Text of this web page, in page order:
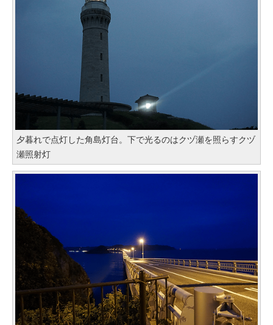
夕暮れで点灯した角島灯台。下で光るのはクヅ瀬を照らすクヅ
瀬照射灯